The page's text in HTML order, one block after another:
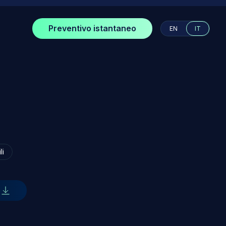
Preventivo istantaneo EN IT